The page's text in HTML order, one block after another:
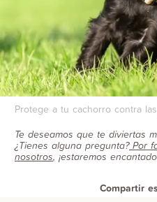
Protege a tu cachorro contra
Te deseamos que te diviertas
¿Tienes alguna pregunta?Por
nosotros, ¡estaremos
Compartir